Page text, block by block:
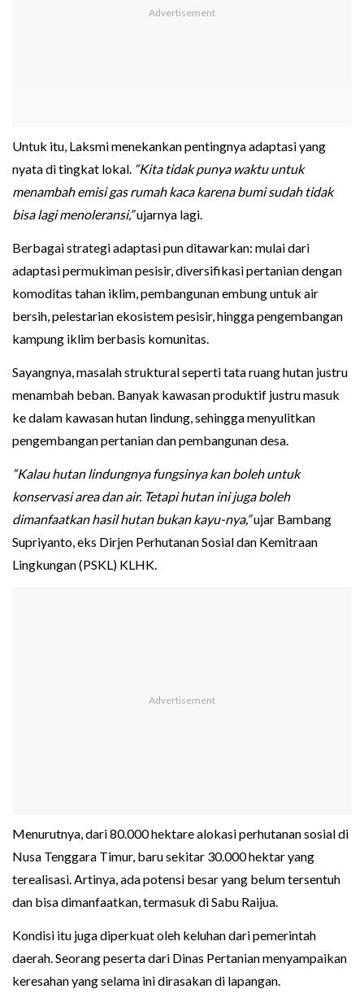
Untuk itu, Laksmi menekankan pentingnya adaptasi yang
nyata di tingkat lokal. “Kita tidak punya waktu untuk
menambah emisi gas rumah kaca karena bumi sudah tidak
bisa lagi menoleransi,”ujarnya lagi.
Berbagai strategi adaptasi pun ditawarkan: mulai dari
adaptasi permukiman pesisir, diversifikasi pertanian dengan
komoditas tahan iklim, pembangunan embung untuk air
bersih, pelestarian ekosistem pesisir, hingga pengembangan
kampung iklim berbasis komunitas.
Sayangnya, masalah struktural seperti tata ruang hutan justru
menambah beban. Banyak kawasan produktif justru masuk
ke dalam kawasan hutan lindung, sehingga menyulitkan
pengembangan pertanian dan pembangunan desa.
“Kalau hutan lindungnya fungsinya kan boleh untuk
konservasi area dan air. Tetapi hutan ini juga boleh
dimanfaatkan hasil hutan bukan kayu-nya,”ujar Bambang
Supriyanto, eks Dirjen Perhutanan Sosial dan Kemitraan
Lingkungan (PSKL) KLHK.
Menurutnya, dari 80.000 hektare alokasi perhutanan sosial di
Nusa Tenggara Timur, baru sekitar 30.000 hektar yang
terealisasi. Artinya, ada potensi besar yang belum tersentuh
dan bisa dimanfaatkan, termasuk di Sabu Raijua.
Kondisi itu juga diperkuat oleh keluhan dari pemerintah
daerah. Seorang peserta dari Dinas Pertanian menyampaikan
keresahan yang selama ini dirasakan di lapangan.